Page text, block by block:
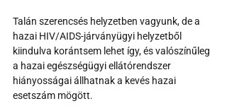
Talán szerencsés helyzetben vagyunk, de a
hazai HIV/AIDS-járványügyi helyzetből
kiindulva korántsem lehet így, és valószínűleg
a hazai egészségügyi ellátórendszer
hiányosságai állhatnak a kevés hazai
esetszám mögött.